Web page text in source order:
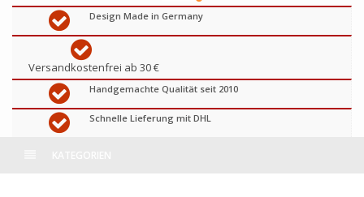
Design Made in Germany
Versandkostenfrei ab 30 €
Handgemachte Qualität seit 2010
Schnelle Lieferung mit DHL